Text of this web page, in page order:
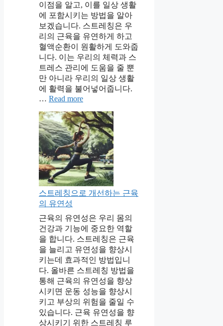
이점을 알고, 이를 일상 생활
에 포함시키는 방법을 알아
보겠습니다. 스트레칭은 우
리의 근육을 유연하게 하고
혈액순환이 원활하게 도와줍
니다. 이는 우리의 체력과 스
트레스 관리에 도움을 줄 뿐
만 아니라 우리의 일상 생활
에 활력을 불어넣어줍니다.
… Read more
스트레칭으로 개선하는 근육
의 유연성
근육의 유연성은 우리 몸의
건강과 기능에 중요한 역할
을 합니다. 스트레칭은 근육
을 늘리고 유연성을 향상시
키는데 효과적인 방법입니
다. 올바른 스트레칭 방법을
통해 근육의 유연성을 향상
시키면 운동 성능을 향상시
키고 부상의 위험을 줄일 수
있습니다. 근육 유연성을 향
상시키기 위한 스트레칭 루